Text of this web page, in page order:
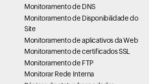
Monitoramento de DNS
Monitoramento de Disponibilidade do
Site
Monitoramento de aplicativos da Web
Monitoramento de certificados SSL
Monitoramento de FTP
Monitorar Rede Interna